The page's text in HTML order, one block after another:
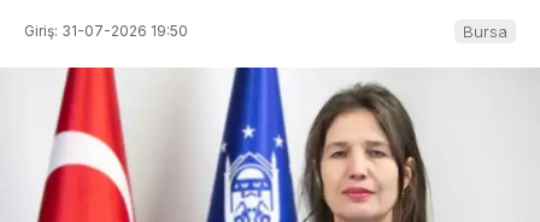
Giriş: 31-07-2026 19:50 Bursa